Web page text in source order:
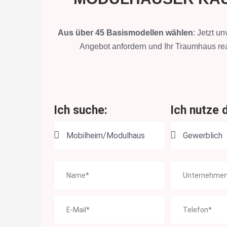
Aus über 45 Basismodellen wählen: Jetzt
Angebot anfordern und Ihr Traumhaus
Ich suche: Ich nutze